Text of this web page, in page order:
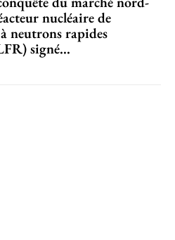
nucléaire de
neutrons rapides
signé...